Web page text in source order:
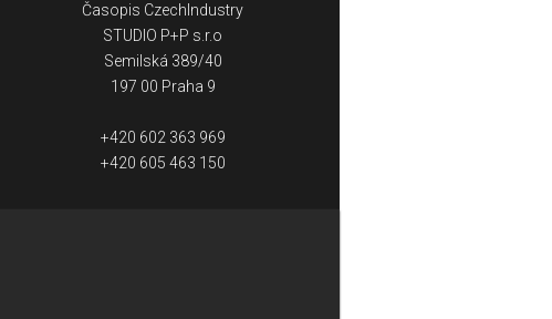
Časopis CzechIndustry
STUDIO P+P s.r.o
Semilská 389/40
197 00 Praha 9
+420 602 363 969
+420 605 463 150